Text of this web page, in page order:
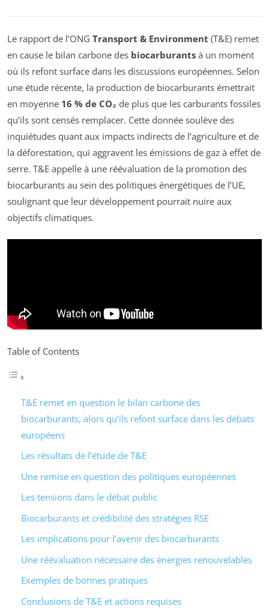
Le rapport de l’ONG Transport & Environment (T&E) remet
en cause le bilan carbone des biocarburants à un moment
où ils refont surface dans les discussions européennes. Selon
une étude récente, la production de biocarburants émettrait
en moyenne 16 % de CO₂ de plus que les carburants fossiles
qu’ils sont censés remplacer. Cette donnée soulève des
inquiétudes quant aux impacts indirects de l’agriculture et de
la déforestation, qui aggravent les émissions de gaz à effet de
serre. T&E appelle à une réévaluation de la promotion des
biocarburants au sein des politiques énergétiques de l’UE,
soulignant que leur développement pourrait nuire aux
objectifs climatiques.
Table of Contents
T&E remet en question le bilan carbone des
biocarburants, alors qu’ils refont surface dans les débats
européens
Les résultats de l’étude de T&E
Une remise en question des politiques européennes
Les tensions dans le débat public
Biocarburants et crédibilité des stratégies RSE
Les implications pour l’avenir des biocarburants
Une réévaluation nécessaire des énergies renouvelables
Exemples de bonnes pratiques
Conclusions de T&E et actions requises